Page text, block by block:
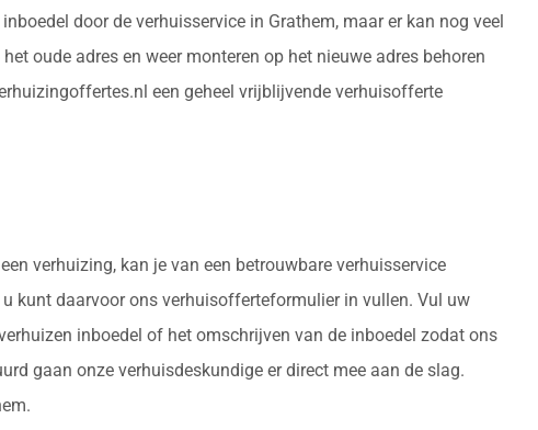
door de verhuisservice in Grathem, maar er kan nog veel
oude adres en weer monteren op het nieuwe adres behoren
een geheel vrijblijvende verhuisofferte
verhuizing, kan je van een betrouwbare verhuisservice
kunt daarvoor ons verhuisofferteformulier in vullen. Vul uw
inboedel of het omschrijven van de inboedel zodat ons
gaan onze verhuisdeskundige er direct mee aan de slag.